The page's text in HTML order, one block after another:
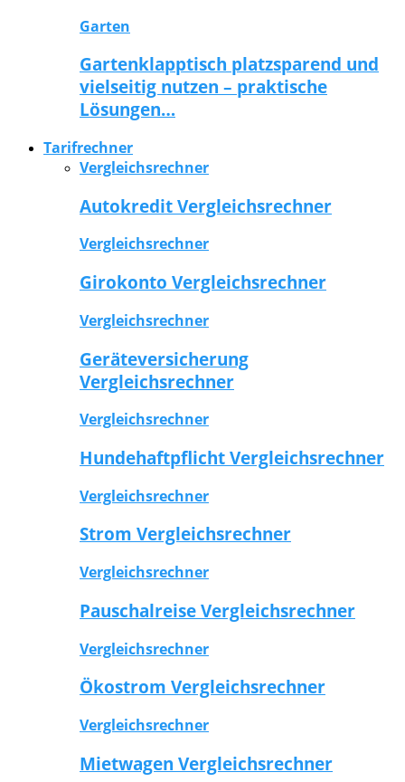
Garten
Gartenklapptisch platzsparend und
vielseitig nutzen – praktische
Lösungen…
Tarifrechner
Vergleichsrechner
Autokredit Vergleichsrechner
Vergleichsrechner
Girokonto Vergleichsrechner
Vergleichsrechner
Geräteversicherung
Vergleichsrechner
Vergleichsrechner
Hundehaftpflicht Vergleichsrechner
Vergleichsrechner
Strom Vergleichsrechner
Vergleichsrechner
Pauschalreise Vergleichsrechner
Vergleichsrechner
Ökostrom Vergleichsrechner
Vergleichsrechner
Mietwagen Vergleichsrechner